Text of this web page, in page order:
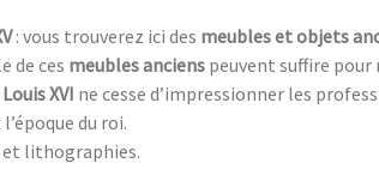
: vous trouverez ici des meubles et objets
de ces meubles anciens peuvent suffire
Louis XVI ne cesse d’impressionner les
du roi.
et lithographies.